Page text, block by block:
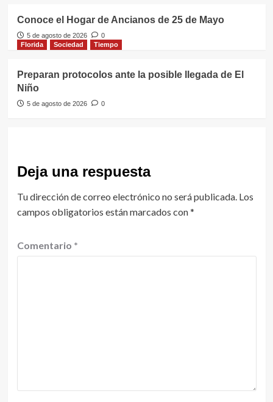
Conoce el Hogar de Ancianos de 25 de Mayo
5 de agosto de 2026
0
Florida
Sociedad Tiempo
Preparan protocolos ante la posible llegada de El
Niño
5 de agosto de 2026 0
Deja una respuesta
Tu dirección de correo electrónico no será publicada. Los
campos obligatorios están marcados con*
Comentario *